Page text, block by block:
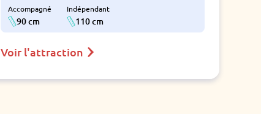
Accompagné
90 cm
Indépendant
110 cm
Voir l'attraction